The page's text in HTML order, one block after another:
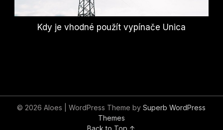
Kdy je vhodné použít vypínače Unica
© 2026 Aloes | WordPress Theme bySuperb WordPress
Themes
Back to Top ↑